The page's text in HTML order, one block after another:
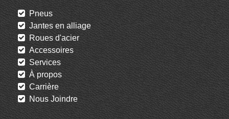
Pneus
Jantes en alliage
Roues d'acier
Accessoires
Services
À propos
Carrière
Nous Joindre